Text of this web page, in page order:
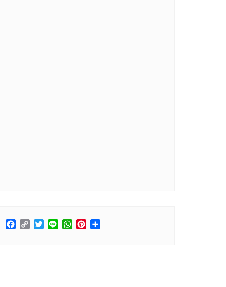
Facebook
CopyTwitter
LineWhatsApp
Pinterest